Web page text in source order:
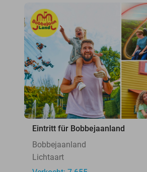
Eintritt für Bobbejaanland
Bobbejaanland
Lichtaart